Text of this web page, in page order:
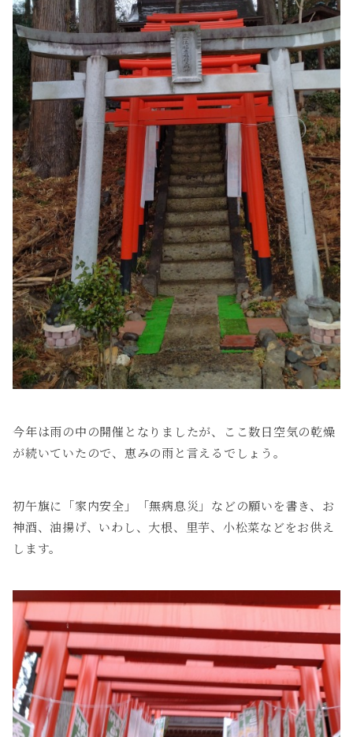
今年は雨の中の開催となりましたが、ここ数日空気の乾燥
が続いていたので、恵みの雨と言えるでしょう。
初午旗に「家内安全」「無病息災」などの願いを書き、お
神酒、油揚げ、いわし、大根、里芋、小松菜などをお供え
します。